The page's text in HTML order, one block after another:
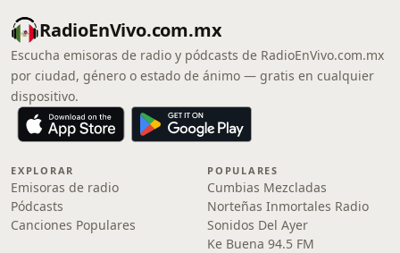
RadioEnVivo.com.mx
Escucha emisoras de radio y pódcasts de RadioEnVivo.com.mx
por ciudad, género o estado de ánimo — gratis en cualquier
dispositivo.
EXPLORAR
Emisoras de radio
Pódcasts
Canciones Populares
POPULARES
Cumbias Mezcladas
Norteñas Inmortales Radio
Sonidos Del Ayer
Ke Buena 94.5 FM